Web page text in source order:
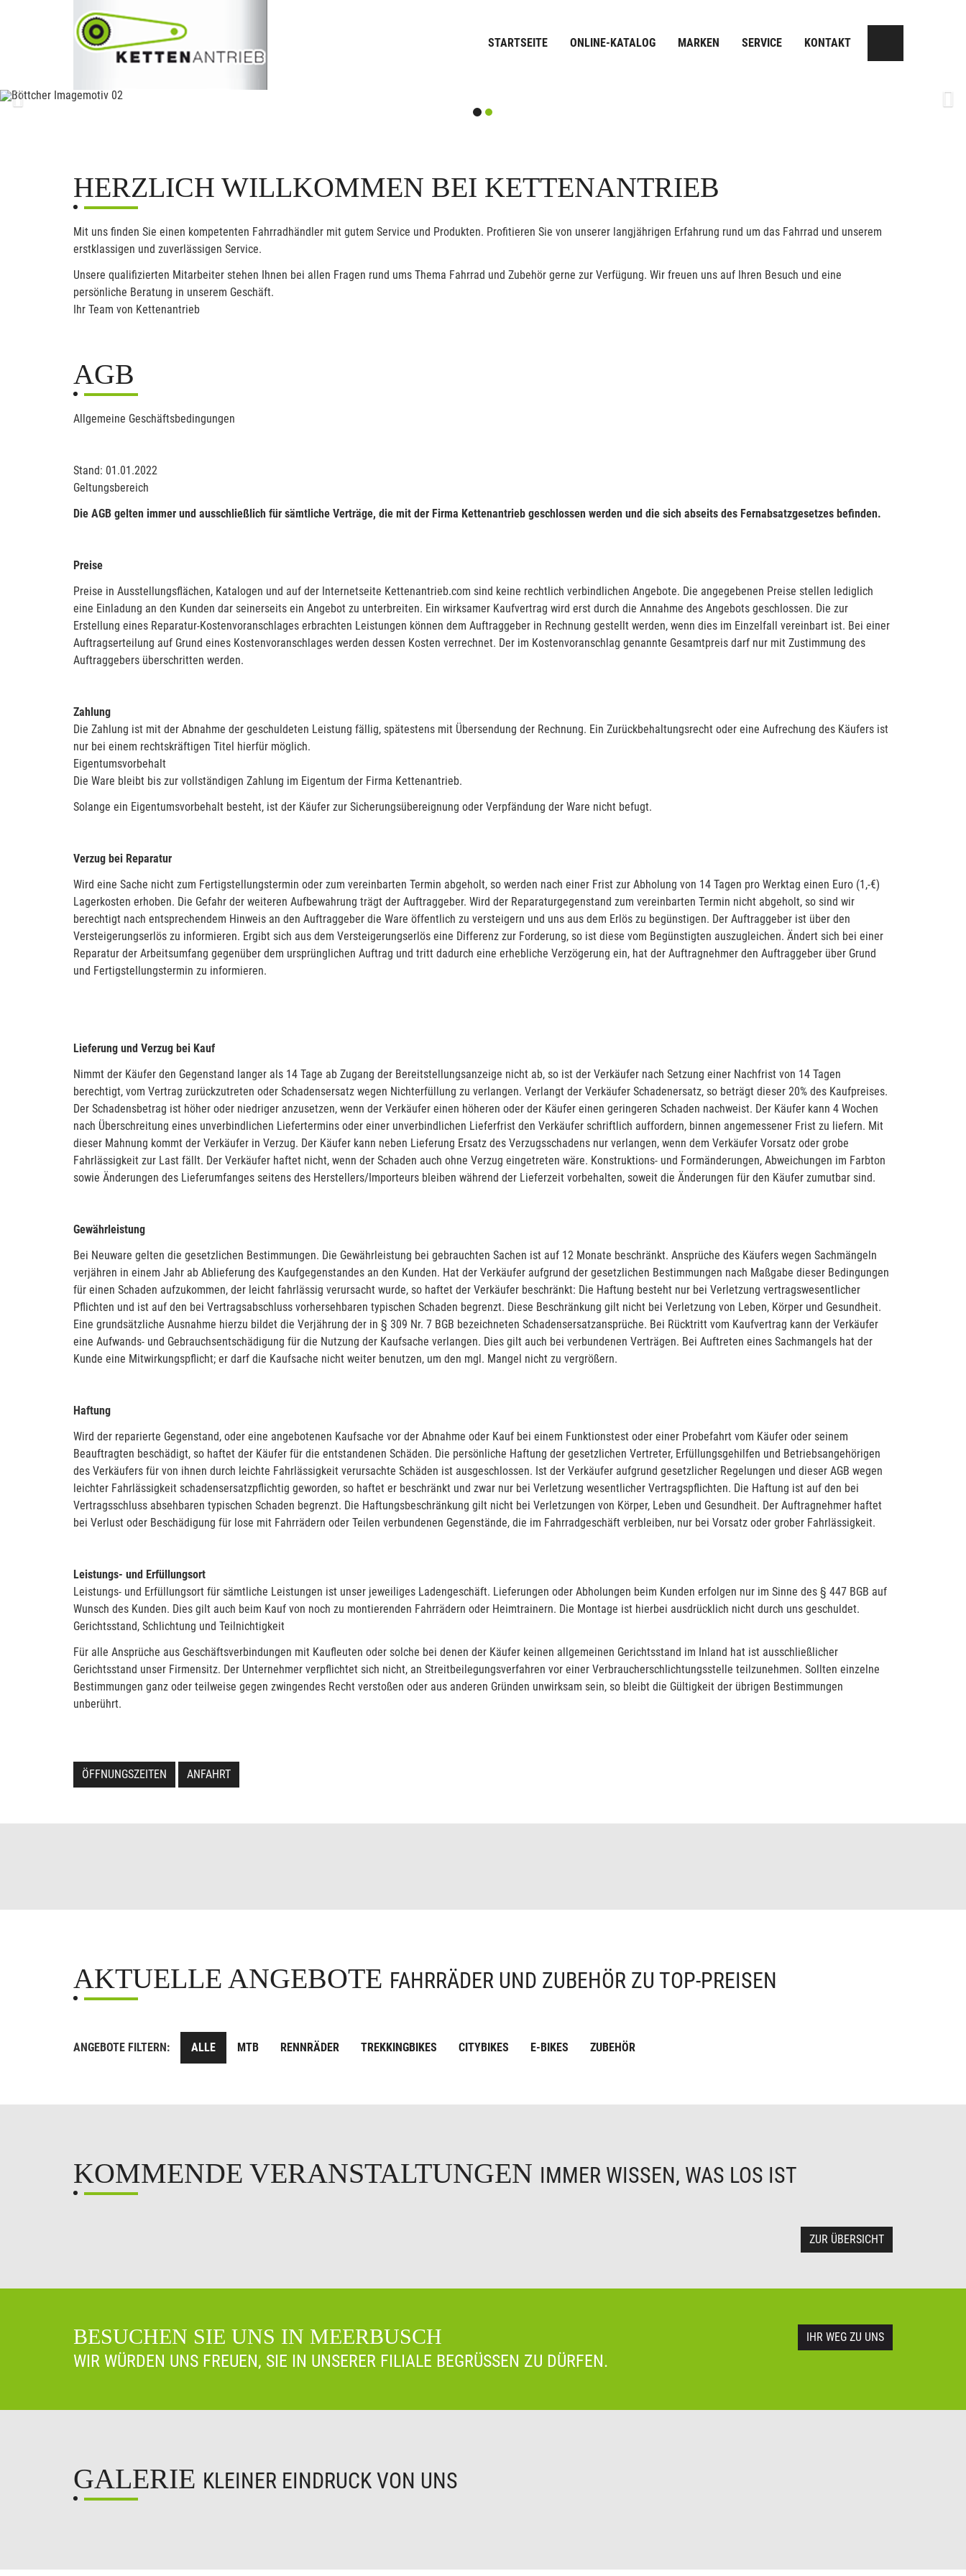
STARTSEITE ONLINE-KATALOG MARKEN SERVICE KONTAKT
Previous
HERZLICH WILLKOMMEN BEI KETTENANTRIEB
Mit uns finden Sie einen kompetenten Fahrradhändler mit gutem Service und Produkten. Profitieren Sie von unserer langjährigen Erfahrung rund um das Fahrrad und unserem
erstklassigen und zuverlässigen Service.
Unsere qualifizierten Mitarbeiter stehen Ihnen bei allen Fragen rund ums Thema Fahrrad und Zubehör gerne zur Verfügung. Wir freuen uns auf Ihren Besuch und eine
persönliche Beratung in unserem Geschäft.
Ihr Team von Kettenantrieb
AGB
Allgemeine Geschäftsbedingungen
Stand: 01.01.2022
Geltungsbereich
Die AGB gelten immer und ausschließlich für sämtliche Verträge, die mit der Firma Kettenantrieb geschlossen werden und die sich abseits des Fernabsatzgesetzes befinden.
Preise
Preise in Ausstellungsflächen, Katalogen und auf der Internetseite Kettenantrieb.com sind keine rechtlich verbindlichen Angebote. Die angegebenen Preise stellen lediglich
eine Einladung an den Kunden dar seinerseits ein Angebot zu unterbreiten. Ein wirksamer Kaufvertrag wird erst durch die Annahme des Angebots geschlossen. Die zur
Erstellung eines Reparatur-Kostenvoranschlages erbrachten Leistungen können dem Auftraggeber in Rechnung gestellt werden, wenn dies im Einzelfall vereinbart ist. Bei einer
Auftragserteilung auf Grund eines Kostenvoranschlages werden dessen Kosten verrechnet. Der im Kostenvoranschlag genannte Gesamtpreis darf nur mit Zustimmung des
Auftraggebers überschritten werden.
Zahlung
Die Zahlung ist mit der Abnahme der geschuldeten Leistung fällig, spätestens mit Übersendung der Rechnung. Ein Zurückbehaltungsrecht oder eine Aufrechung des Käufers ist
nur bei einem rechtskräftigen Titel hierfür möglich.
Eigentumsvorbehalt
Die Ware bleibt bis zur vollständigen Zahlung im Eigentum der Firma Kettenantrieb.
Solange ein Eigentumsvorbehalt besteht, ist der Käufer zur Sicherungsübereignung oder Verpfändung der Ware nicht befugt.
Verzug bei Reparatur
Wird eine Sache nicht zum Fertigstellungstermin oder zum vereinbarten Termin abgeholt, so werden nach einer Frist zur Abholung von 14 Tagen pro Werktag einen Euro (1,-€)
Lagerkosten erhoben. Die Gefahr der weiteren Aufbewahrung trägt der Auftraggeber. Wird der Reparaturgegenstand zum vereinbarten Termin nicht abgeholt, so sind wir
berechtigt nach entsprechendem Hinweis an den Auftraggeber die Ware öffentlich zu versteigern und uns aus dem Erlös zu begünstigen. Der Auftraggeber ist über den
Versteigerungserlös zu informieren. Ergibt sich aus dem Versteigerungserlös eine Differenz zur Forderung, so ist diese vom Begünstigten auszugleichen. Ändert sich bei einer
Reparatur der Arbeitsumfang gegenüber dem ursprünglichen Auftrag und tritt dadurch eine erhebliche Verzögerung ein, hat der Auftragnehmer den Auftraggeber über Grund
und Fertigstellungstermin zu informieren.
Lieferung und Verzug bei Kauf
Nimmt der Käufer den Gegenstand langer als 14 Tage ab Zugang der Bereitstellungsanzeige nicht ab, so ist der Verkäufer nach Setzung einer Nachfrist von 14 Tagen
berechtigt, vom Vertrag zurückzutreten oder Schadensersatz wegen Nichterfüllung zu verlangen. Verlangt der Verkäufer Schadenersatz, so beträgt dieser 20% des Kaufpreises.
Der Schadensbetrag ist höher oder niedriger anzusetzen, wenn der Verkäufer einen höheren oder der Käufer einen geringeren Schaden nachweist. Der Käufer kann 4 Wochen
nach Überschreitung eines unverbindlichen Liefertermins oder einer unverbindlichen Lieferfrist den Verkäufer schriftlich auffordern, binnen angemessener Frist zu liefern. Mit
dieser Mahnung kommt der Verkäufer in Verzug. Der Käufer kann neben Lieferung Ersatz des Verzugsschadens nur verlangen, wenn dem Verkäufer Vorsatz oder grobe
Fahrlässigkeit zur Last fällt. Der Verkäufer haftet nicht, wenn der Schaden auch ohne Verzug eingetreten wäre. Konstruktions- und Formänderungen, Abweichungen im Farbton
sowie Änderungen des Lieferumfanges seitens des Herstellers/Importeurs bleiben während der Lieferzeit vorbehalten, soweit die Änderungen für den Käufer zumutbar sind.
Gewährleistung
Bei Neuware gelten die gesetzlichen Bestimmungen. Die Gewährleistung bei gebrauchten Sachen ist auf 12 Monate beschränkt. Ansprüche des Käufers wegen Sachmängeln
verjähren in einem Jahr ab Ablieferung des Kaufgegenstandes an den Kunden. Hat der Verkäufer aufgrund der gesetzlichen Bestimmungen nach Maßgabe dieser Bedingungen
für einen Schaden aufzukommen, der leicht fahrlässig verursacht wurde, so haftet der Verkäufer beschränkt: Die Haftung besteht nur bei Verletzung vertragswesentlicher
Pflichten und ist auf den bei Vertragsabschluss vorhersehbaren typischen Schaden begrenzt. Diese Beschränkung gilt nicht bei Verletzung von Leben, Körper und Gesundheit.
Eine grundsätzliche Ausnahme hierzu bildet die Verjährung der in § 309 Nr. 7 BGB bezeichneten Schadensersatzansprüche. Bei Rücktritt vom Kaufvertrag kann der Verkäufer
eine Aufwands- und Gebrauchsentschädigung für die Nutzung der Kaufsache verlangen. Dies gilt auch bei verbundenen Verträgen. Bei Auftreten eines Sachmangels hat der
Kunde eine Mitwirkungspflicht; er darf die Kaufsache nicht weiter benutzen, um den mgl. Mangel nicht zu vergrößern.
Haftung
Wird der reparierte Gegenstand, oder eine angebotenen Kaufsache vor der Abnahme oder Kauf bei einem Funktionstest oder einer Probefahrt vom Käufer oder seinem
Beauftragten beschädigt, so haftet der Käufer für die entstandenen Schäden. Die persönliche Haftung der gesetzlichen Vertreter, Erfüllungsgehilfen und Betriebsangehörigen
des Verkäufers für von ihnen durch leichte Fahrlässigkeit verursachte Schäden ist ausgeschlossen. Ist der Verkäufer aufgrund gesetzlicher Regelungen und dieser AGB wegen
leichter Fahrlässigkeit schadensersatzpflichtig geworden, so haftet er beschränkt und zwar nur bei Verletzung wesentlicher Vertragspflichten. Die Haftung ist auf den bei
Vertragsschluss absehbaren typischen Schaden begrenzt. Die Haftungsbeschränkung gilt nicht bei Verletzungen von Körper, Leben und Gesundheit. Der Auftragnehmer haftet
bei Verlust oder Beschädigung für lose mit Fahrrädern oder Teilen verbundenen Gegenstände, die im Fahrradgeschäft verbleiben, nur bei Vorsatz oder grober Fahrlässigkeit.
Leistungs- und Erfüllungsort
Leistungs- und Erfüllungsort für sämtliche Leistungen ist unser jeweiliges Ladengeschäft. Lieferungen oder Abholungen beim Kunden erfolgen nur im Sinne des § 447 BGB auf
Wunsch des Kunden. Dies gilt auch beim Kauf von noch zu montierenden Fahrrädern oder Heimtrainern. Die Montage ist hierbei ausdrücklich nicht durch uns geschuldet.
Gerichtsstand, Schlichtung und Teilnichtigkeit
Für alle Ansprüche aus Geschäftsverbindungen mit Kaufleuten oder solche bei denen der Käufer keinen allgemeinen Gerichtsstand im Inland hat ist ausschließlicher
Gerichtsstand unser Firmensitz. Der Unternehmer verpflichtet sich nicht, an Streitbeilegungsverfahren vor einer Verbraucherschlichtungsstelle teilzunehmen. Sollten einzelne
Bestimmungen ganz oder teilweise gegen zwingendes Recht verstoßen oder aus anderen Gründen unwirksam sein, so bleibt die Gültigkeit der übrigen Bestimmungen
unberührt.
ÖFFNUNGSZEITEN ANFAHRT
AKTUELLE ANGEBOTE FAHRRÄDER UND ZUBEHÖR ZU TOP-PREISEN
ANGEBOTE FILTERN: ALLE MTB RENNRÄDER TREKKINGBIKES CITYBIKES E-BIKES ZUBEHÖR
KOMMENDE VERANSTALTUNGEN IMMER WISSEN, WAS LOS IST
ZUR ÜBERSICHT
BESUCHEN SIE UNS IN MEERBUSCH
WIR WÜRDEN UNS FREUEN, SIE IN UNSERER FILIALE BEGRÜSSEN ZU DÜRFEN.
IHR WEG ZU UNS
GALERIE KLEINER EINDRUCK VON UNS